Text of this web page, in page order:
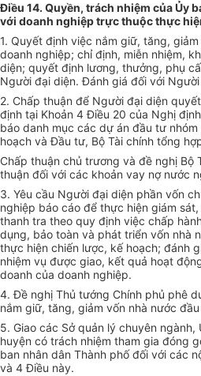
Điều 14. Quyền, trách nhiệm của Ủy
với doanh nghiệp trực thuộc thực
1. Quyết định việc nắm giữ, tăng,
doanh nghiệp; chỉ định, miễn nhiệm,
diện; quyết định lương, thưởng, phụ
Người đại diện. Đánh giá đối với
2. Chấp thuận để Người đại diện
định tại Khoản 4 Điều 20 của Nghị
báo danh mục các dự án đầu tư nhóm
hoạch và Đầu tư, Bộ Tài chính tổng
Chấp thuận chủ trương và đề nghị Bộ
thuận đối với các khoản vay nợ nước
3. Yêu cầu Người đại diện phần vốn
nghiệp báo cáo để thực hiện giám
thanh tra theo quy định việc chấp
dụng, bảo toàn và phát triển vốn nhà
thực hiện chiến lược, kế hoạch; đánh
nhiệm vụ được giao, kết quả hoạt
doanh của doanh nghiệp.
4. Đề nghị Thủ tướng Chính phủ phê
nắm giữ, tăng, giảm vốn nhà nước
5. Giao các Sở quản lý chuyên
huyện có trách nhiệm tham gia đóng
ban nhân dân Thành phố đối với các
và 4 Điều này.